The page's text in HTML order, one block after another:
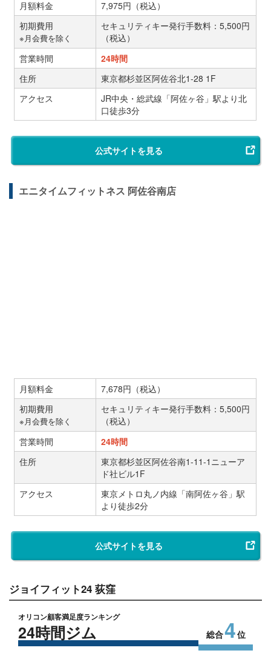
月額料金
7,975円（税込）
初期費用
※月会費を除く
セキュリティキー発行手数料：5,500円
（税込）
営業時間
24時間
住所
東京都杉並区阿佐谷北1-28 1F
アクセス
JR中央・総武線「阿佐ヶ谷」駅より北
口徒歩3分
公式サイトを見る
エニタイムフィットネス 阿佐谷南店
月額料金
7,678円（税込）
初期費用
※月会費を除く
セキュリティキー発行手数料：5,500円
（税込）
営業時間
24時間
住所
東京都杉並区阿佐谷南1-11-1ニューア
ド社ビル1F
アクセス
東京メトロ丸ノ内線「南阿佐ヶ谷」駅
より徒歩2分
公式サイトを見る
ジョイフィット24 荻窪
オリコン顧客満足度ランキング
24時間ジム 総合4位